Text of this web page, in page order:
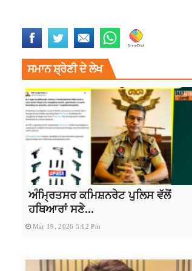
ਸਮਾਨ ਸ਼੍ਰੇਣੀ ਦੇ ਲੇਖ
ਅੰਮ੍ਰਿਤਸਰ ਕਮਿਸ਼ਨਰੇਟ ਪੁਲਿਸ ਵੱਲੋਂ
ਹਥਿਆਰਾਂ ਸਣੇ...
Mar 19, 2026 5:12 Pm